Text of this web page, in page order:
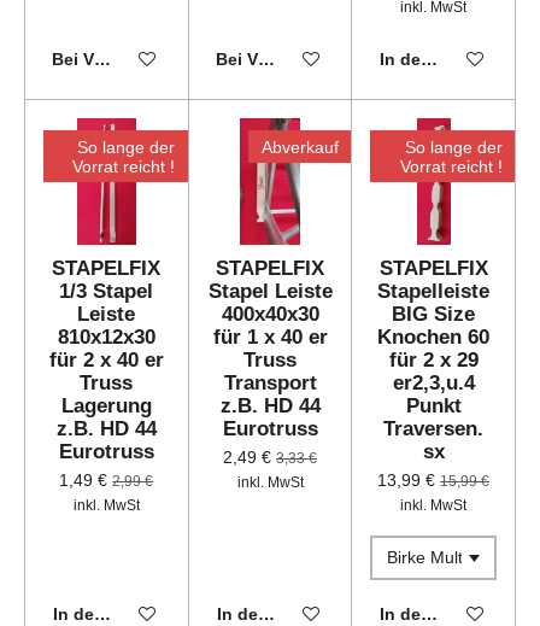
Bei Verfügbarkeit benachrichtigenBei Verfügbarkeit benachrichtigen
inkl. MwSt
In den Warenkorb
So lange der
Vorrat reicht !
STAPELFIX
1/3 Stapel
Leiste
810x12x30
für 2 x 40 er
Truss
Lagerung
z.B. HD 44
Eurotruss
1,49 € 2,99 €
inkl. MwSt
In den Warenkorb
Abverkauf
STAPELFIX
Stapel Leiste
400x40x30
für 1 x 40 er
Truss
Transport
z.B. HD 44
Eurotruss
2,49 € 3,33 €
inkl. MwSt
In den Warenkorb
So lange der
Vorrat reicht !
STAPELFIX
Stapelleiste
BIG Size
Knochen 60
für 2 x 29
er2,3,u.4
Punkt
Traversen.
sx
13,99 € 15,99 €
inkl. MwSt
In den Warenkorb